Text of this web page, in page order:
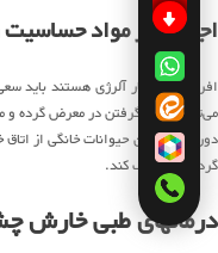
اجتناب از مواد حساسیت
افرادی که دچار آلرژی هستند باید
می‌تواند قرار گرفتن در معرض
دور نگه داشتن حیوانات خانگی از
گرد و غبار کمک کند.
درمانهای طبی خارش